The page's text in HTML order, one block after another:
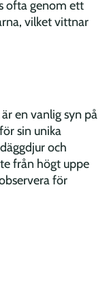
ofta genom ett
vilket vittnar
en vanlig syn på
sin unika
och
från högt uppe
för